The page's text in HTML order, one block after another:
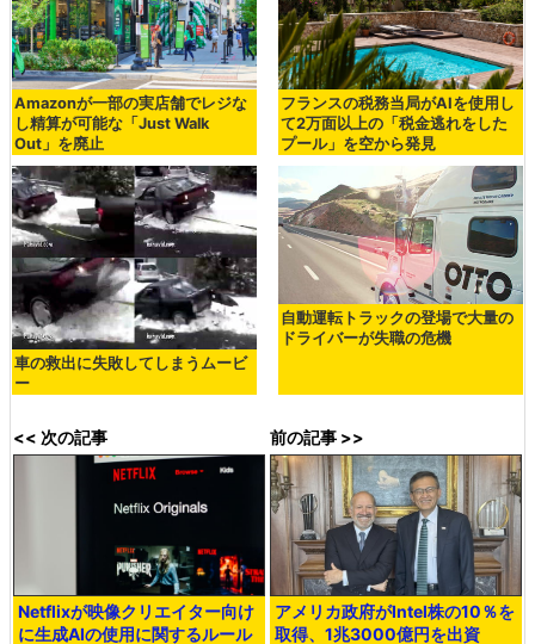
Amazonが一部の実店舗でレジな
し精算が可能な「Just Walk
Out」を廃止
フランスの税務当局がAIを使用し
て2万面以上の「税金逃れをした
プール」を空から発見
車の救出に失敗してしまうムービ
ー
自動運転トラックの登場で大量の
ドライバーが失職の危機
<< 次の記事
Netflixが映像クリエイター向け
に生成AIの使用に関するルール
前の記事 >>
アメリカ政府がIntel株の10％を
取得、1兆3000億円を出資